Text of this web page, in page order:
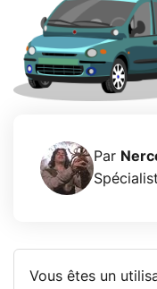
Par
Vous êtes un